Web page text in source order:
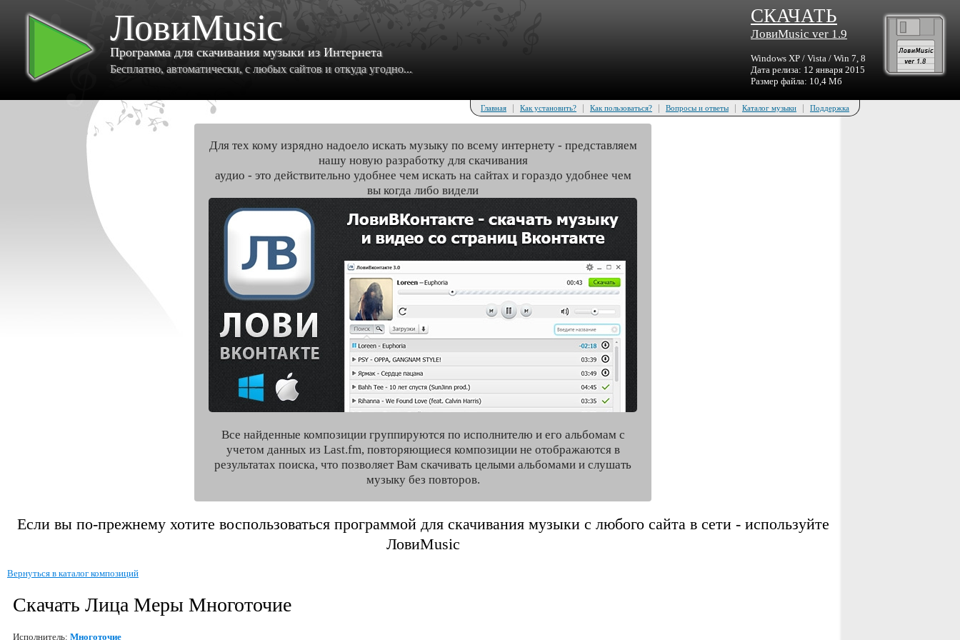
ЛовиMusic
Программа для скачивания музыки из Интернета
Бесплатно, автоматически, с любых сайтов и откуда угодно...
СКАЧАТЬ
ЛовиMusic ver 1.9
Windows XP / Vista / Win 7, 8
Дата релиза: 12 января 2015
Размер файла: 10,4 Мб
Главная | Как установить? | Как пользоваться? | Вопросы и ответы | Каталог музыки | Поддержка
Для тех кому изрядно надоело искать музыку по всему интернету - представляем
нашу новую разработку для скачивания
аудио - это действительно удобнее чем искать на сайтах и гораздо удобнее чем
вы когда либо видели
Все найденные композиции группируются по исполнителю и его альбомам с
учетом данных из Last.fm, повторяющиеся композиции не отображаются в
результатах поиска, что позволяет Вам скачивать целыми альбомами и слушать
музыку без повторов.
Если вы по-прежнему хотите воспользоваться программой для скачивания музыки с любого сайта в сети - используйте
ЛовиMusic
Вернуться в каталог композиций
Скачать Лица Меры Многоточие
Исполнитель: Многоточие